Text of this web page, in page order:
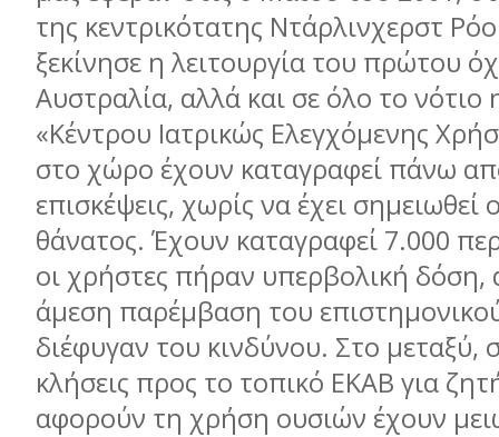
της κεντρικότατης Ντάρλινχερστ
ξεκίνησε η λειτουργία του πρώτου
Αυστραλία, αλλά και σε όλο το νότιο
«Κέντρου Ιατρικώς Ελεγχόμενης
στο χώρο έχουν καταγραφεί πάνω
επισκέψεις, χωρίς να έχει σημειωθεί
θάνατος. Έχουν καταγραφεί 7.000
οι χρήστες πήραν υπερβολική δόση,
άμεση παρέμβαση του
διέφυγαν του κινδύνου. Στο μεταξύ,
κλήσεις προς το τοπικό ΕΚΑΒ για
αφορούν τη χρήση ουσιών έχουν